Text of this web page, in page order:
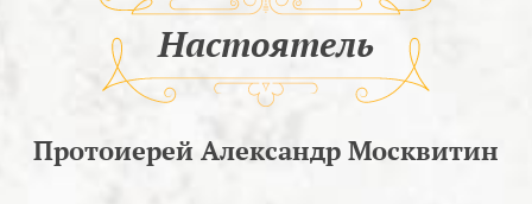
Настоятель
Протоиерей Александр Москвитин